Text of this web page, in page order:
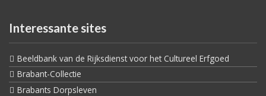
Interessante sites
Beeldbank van de Rijksdienst voor het Cultureel Erfgoed
Brabant-Collectie
Brabants Dorpsleven